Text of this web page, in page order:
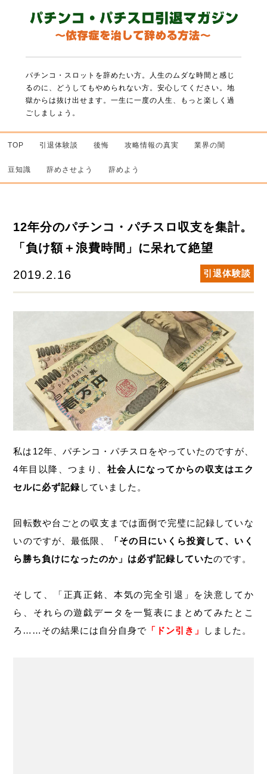
パチンコ・スロットを辞めたい方。人生のムダな時間と感じ
るのに、どうしてもやめられない方。 安心してください。地
獄からは抜け出せます。一生に一度の人生、もっと楽しく過
ごしましょう。
TOP 引退体験談 後悔 攻略情報の真実 業界の闇
豆知識 辞めさせよう 辞めよう
12年分のパチンコ・パチスロ収支を集計。
「負け額＋浪費時間」に呆れて絶望
2019.2.16 引退体験談
私は12年、パチンコ・パチスロをやっていたのですが、
4年目以降、つまり、 社会人になってからの収支はエク
セルに必ず記録していました。
回転数や台ごとの収支までは面倒で完璧に記録していな
いのですが、最低限、
「その日にいくら投資して、いく
ら勝ち負けになったのか」は必ず記録していたのです。
そして、「正真正銘、本気の完全引退」を決意してか
ら、それらの遊戯データを一覧表にまとめてみたとこ
ろ……その結果には自分自身で 「ドン引き」 しました。